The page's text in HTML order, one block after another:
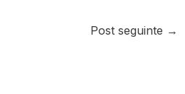
Post seguinte →